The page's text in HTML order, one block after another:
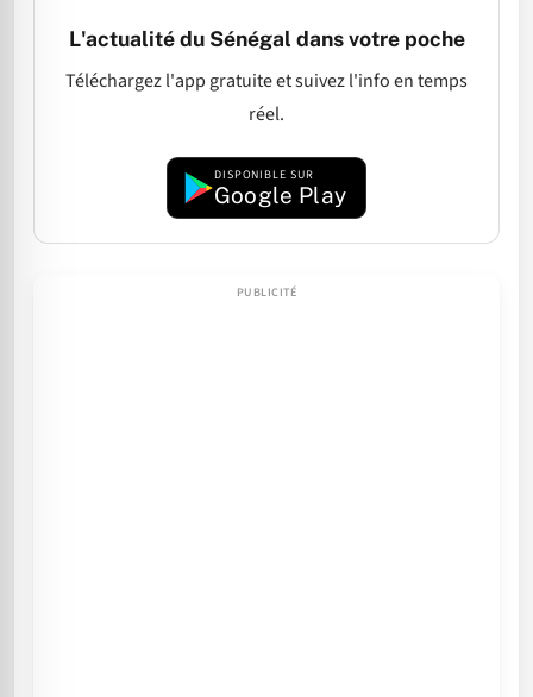
L'actualité du Sénégal dans votre poche
Téléchargez l'app gratuite et suivez l'info en temps
réel.
DISPONIBLE SUR
Google Play